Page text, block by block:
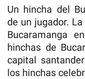
Un hincha del
de un jugador.
Bucaramanga
hinchas de
capital
los hinchas